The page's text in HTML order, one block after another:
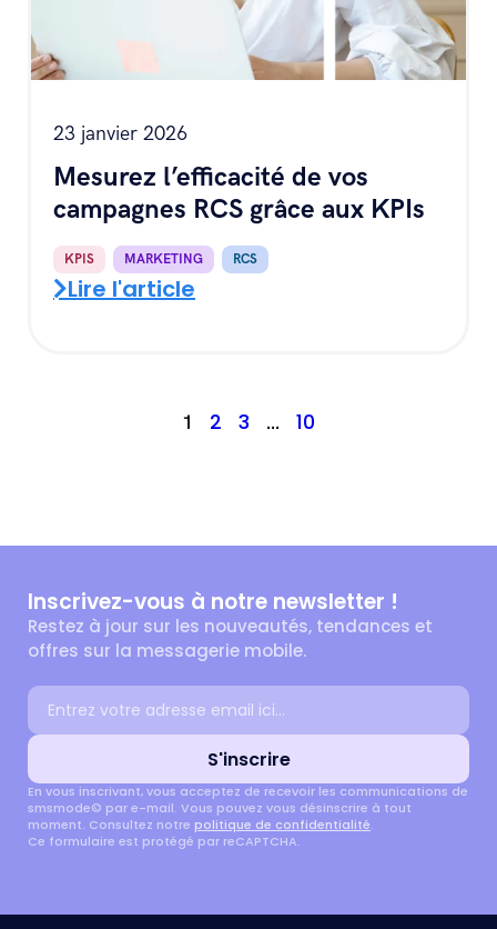
23 janvier 2026
Mesurez l’efficacité de vos
campagnes RCS grâce aux KPIs
KPIS MARKETING RCS
Lire l'article
1 2 3 … 10
Inscrivez-vous à notre newsletter !
Restez à jour sur les nouveautés, tendances et
offres sur la messagerie mobile.
Adresse email
S'inscrire
En vous inscrivant, vous acceptez de recevoir les communications de
smsmode© par e-mail. Vous pouvez vous désinscrire à tout
moment. Consultez notre politique de confidentialité.
Ce formulaire est protégé par reCAPTCHA.